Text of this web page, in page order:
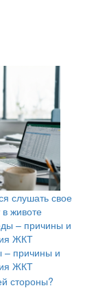
слушать свое
животе
– причины и
ЖКТ